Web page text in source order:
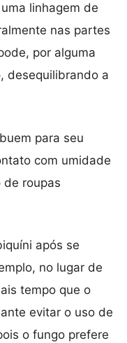
linhagem de
nas partes
por alguma
desequilibrando a
para seu
com umidade
de roupas
após se
no lugar de
tempo que o
evitar o uso de
o fungo prefere